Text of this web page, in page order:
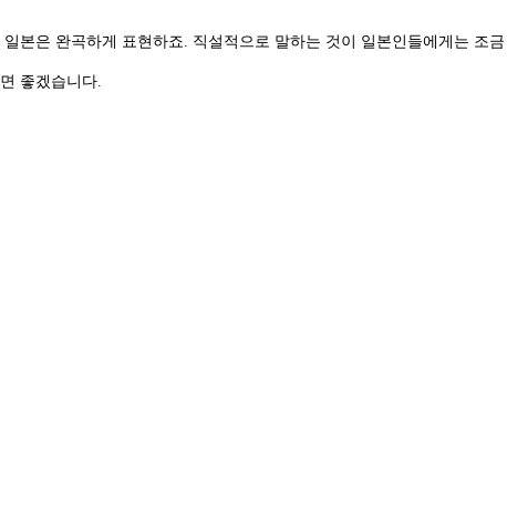
본은 완곡하게 표현하죠. 직설적으로 말하는 것이 일본인들에게는 조금
좋겠습니다.